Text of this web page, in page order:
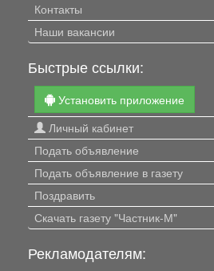
Контакты
Наши вакансии
Быстрые ссылки:
Установить приложение
Личный кабинет
Подать объявление
Подать объявление в газету
Поздравить
Скачать газету "Частник-М"
Рекламодателям: